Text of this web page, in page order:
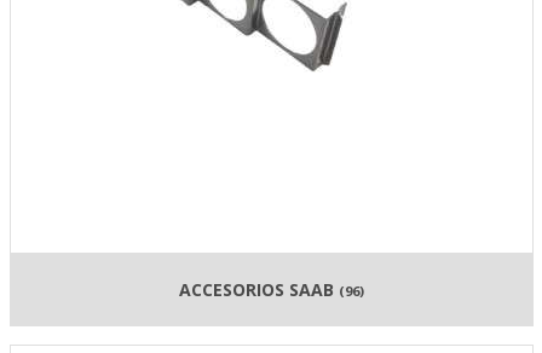
ACCESORIOS SAAB (96)